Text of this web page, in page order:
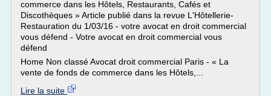
commerce dans les Hôtels, Restaurants, Cafés et
Discothèques » Article publié dans la revue L'Hôtellerie-
Restauration du 1/03/16 - votre avocat en droit commercial
vous défend - Votre avocat en droit commercial vous
défend
Home Non classé Avocat droit commercial Paris - « La
vente de fonds de commerce dans les Hôtels,...
Lire la suite